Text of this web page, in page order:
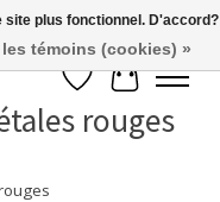
Liste de souhaits
Panier
rouges
site plus fonctionnel. D'accord?
témoins (cookies) »